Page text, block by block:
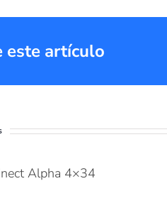
este artículo